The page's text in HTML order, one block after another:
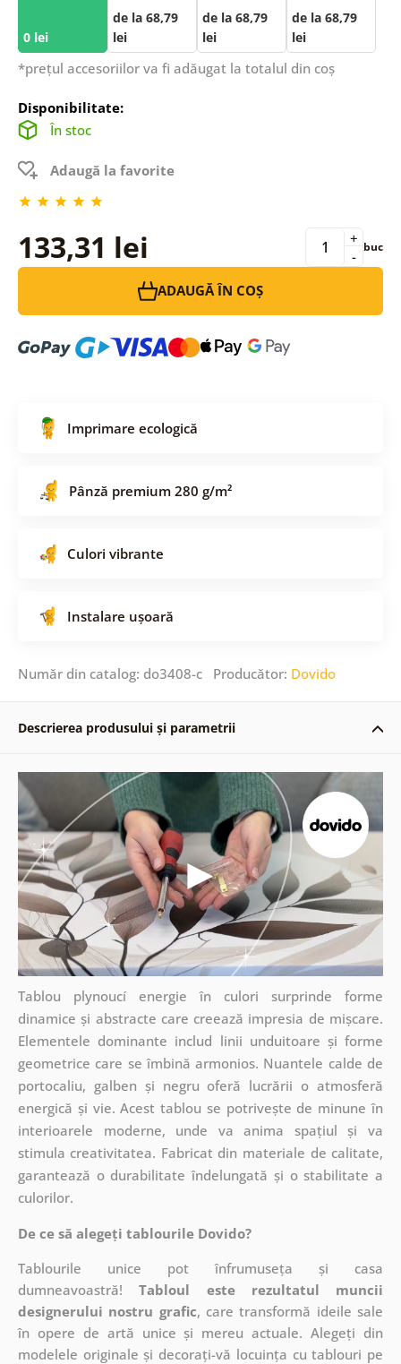
0 lei
de la 68,79
lei
de la 68,79
lei
de la 68,79
lei
*prețul accesoriilor va fi adăugat la totalul din coș
Disponibilitate:
În stoc
Adaugă la favorite
133,31 lei -
+ buc
ADAUGĂ ÎN COȘ
Imprimare ecologică
Pânză premium 280 g/m²
Culori vibrante
Instalare ușoară
Număr din catalog: do3408-c Producător: Dovido
Descrierea produsului și parametrii
Tablou plynoucí energie în culori surprinde forme
dinamice și abstracte care creează impresia de mișcare.
Elementele dominante includ linii unduitoare și forme
geometrice care se îmbină armonios. Nuantele calde de
portocaliu, galben și negru oferă lucrării o atmosferă
energică și vie. Acest tablou se potrivește de minune în
interioarele moderne, unde va anima spațiul și va
stimula creativitatea. Fabricat din materiale de calitate,
garantează o durabilitate îndelungată și o stabilitate a
culorilor.
De ce să alegeți tablourile Dovido?
Tablourile unice pot înfrumuseța și casa
dumneavoastră!Tabloul este rezultatul muncii
designerului nostru grafic, caretransformă ideile sale
în opere de artă unice și mereu actuale. Alegeți din
modelele originale și decorați-vă locuința cu tablouri pe